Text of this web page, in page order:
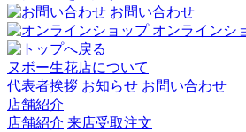
お問い合わせ
オンラインシ
ヌボー生花店について
代表者挨拶 お知らせ お問い合わせ
店舗紹介
店舗紹介 来店受取注文